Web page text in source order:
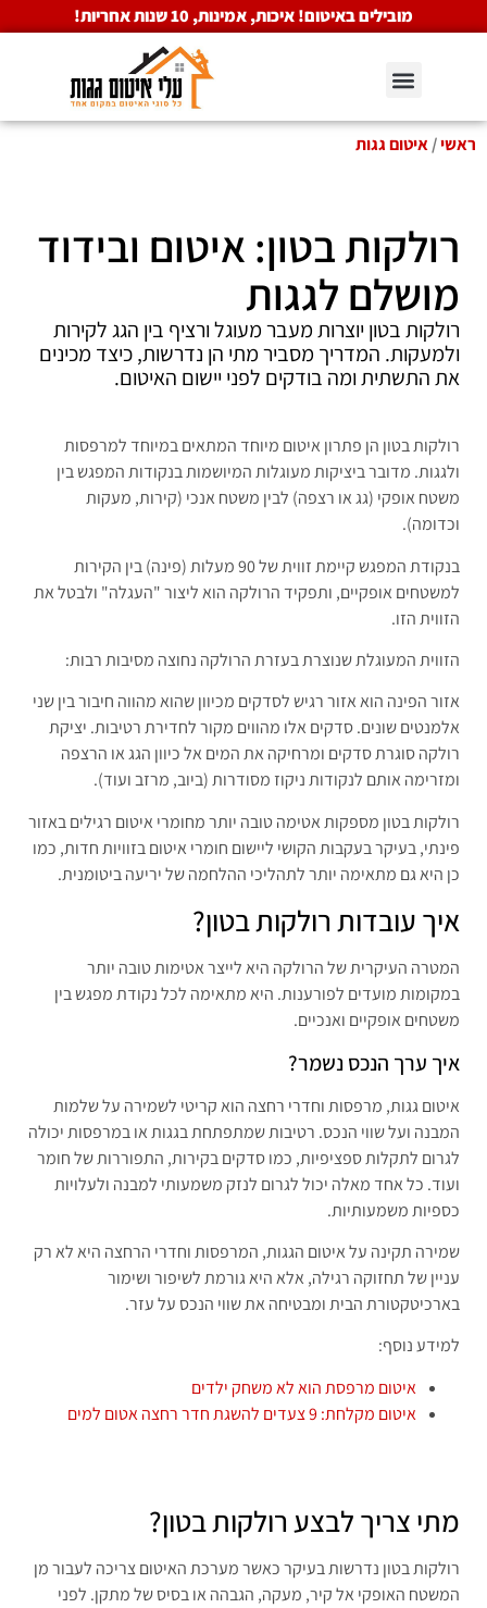
מובילים באיטום! איכות, אמינות, 10 שנות אחריות!
ראשי/איטום גגות
רולקות בטון: איטום ובידוד
מושלם לגגות
רולקות בטון יוצרות מעבר מעוגל ורציף בין הגג לקירות
ולמעקות. המדריך מסביר מתי הן נדרשות, כיצד מכינים
את התשתית ומה בודקים לפני יישום האיטום.
רולקות בטון הן פתרון איטום מיוחד המתאים במיוחד למרפסות
ולגגות. מדובר ביציקות מעוגלות המיושמות בנקודות המפגש בין
משטח אופקי (גג או רצפה) לבין משטח אנכי (קירות, מעקות
וכדומה).
בנקודת המפגש קיימת זווית של 90 מעלות (פינה) בין הקירות
למשטחים אופקיים, ותפקיד הרולקה הוא ליצור "העגלה" ולבטל את
הזווית הזו.
הזווית המעוגלת שנוצרת בעזרת הרולקה נחוצה מסיבות רבות:
אזור הפינה הוא אזור רגיש לסדקים מכיוון שהוא מהווה חיבור בין שני
אלמנטים שונים. סדקים אלו מהווים מקור לחדירת רטיבות. יציקת
רולקה סוגרת סדקים ומרחיקה את המים אל כיוון הגג או הרצפה
ומזרימה אותם לנקודות ניקוז מסודרות (ביוב, מרזב ועוד).
רולקות בטון מספקות אטימה טובה יותר מחומרי איטום רגילים באזור
פינתי, בעיקר בעקבות הקושי ליישום חומרי איטום בזוויות חדות, כמו
כן היא גם מתאימה יותר לתהליכי ההלחמה של יריעה ביטומנית.
איך עובדות רולקות בטון?
המטרה העיקרית של הרולקה היא לייצר אטימות טובה יותר
במקומות מועדים לפורענות. היא מתאימה לכל נקודת מפגש בין
משטחים אופקיים ואנכיים.
איך ערך הנכס נשמר?
איטום גגות, מרפסות וחדרי רחצה הוא קריטי לשמירה על שלמות
המבנה ועל שווי הנכס. רטיבות שמתפתחת בגגות או במרפסות יכולה
לגרום לתקלות ספציפיות, כמו סדקים בקירות, התפוררות של חומר
ועוד. כל אחד מאלה יכול לגרום לנזק משמעותי למבנה ולעלויות
כספיות משמעותיות.
שמירה תקינה על איטום הגגות, המרפסות וחדרי הרחצה היא לא רק
עניין של תחזוקה רגילה, אלא היא גורמת לשיפור ושימור
בארכיטקטורת הבית ומבטיחה את שווי הנכס על עזר.
למידע נוסף:
איטום מרפסת הוא לא משחק ילדים
איטום מקלחת: 9 צעדים להשגת חדר רחצה אטום למים
מתי צריך לבצע רולקות בטון?
רולקות בטון נדרשות בעיקר כאשר מערכת האיטום צריכה לעבור מן
המשטח האופקי אל קיר, מעקה, הגבהה או בסיס של מתקן. לפני